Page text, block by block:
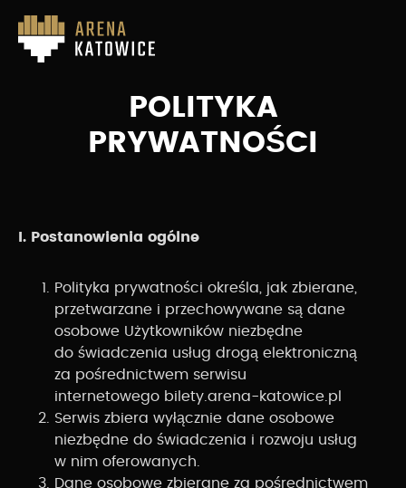
POLITYKA
PRYWATNOŚCI
I. Postanowienia ogólne
Polityka prywatności określa, jak zbierane,
przetwarzane i przechowywane są dane
osobowe Użytkowników niezbędne
do świadczenia usług drogą elektroniczną
za pośrednictwem serwisu
internetowego bilety.arena-katowice.pl
Serwis zbiera wyłącznie dane osobowe
niezbędne do świadczenia i rozwoju usług
w nim oferowanych.
Dane osobowe zbierane za pośrednictwem